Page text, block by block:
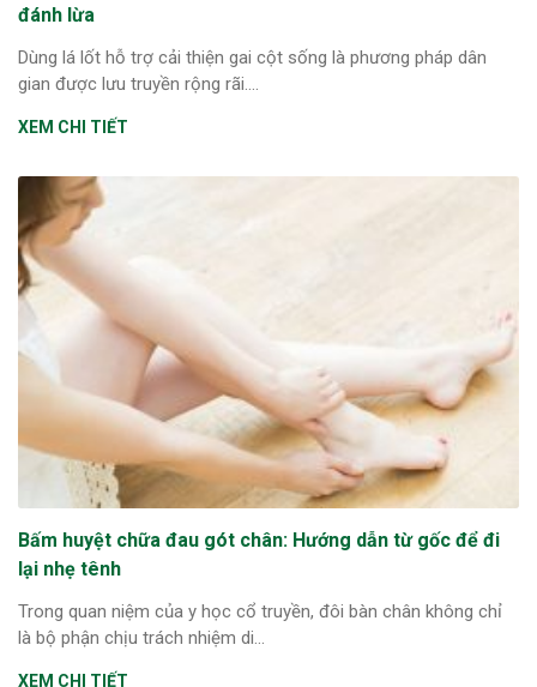
đánh lừa
Dùng lá lốt hỗ trợ cải thiện gai cột sống là phương pháp dân
gian được lưu truyền rộng rãi....
XEM CHI TIẾT
Bấm huyệt chữa đau gót chân: Hướng dẫn từ gốc để đi
lại nhẹ tênh
Trong quan niệm của y học cổ truyền, đôi bàn chân không chỉ
là bộ phận chịu trách nhiệm di...
XEM CHI TIẾT